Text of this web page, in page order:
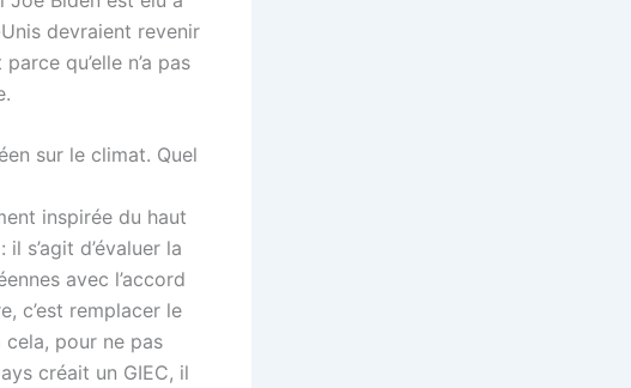
devraient revenir
qu’elle n’a pas
sur le climat. Quel
inspirée du haut
s’agit d’évaluer la
avec l’accord
c’est remplacer le
cela, pour ne pas
créait un GIEC, il